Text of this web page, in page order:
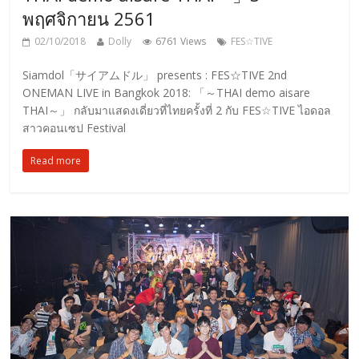
พฤศจิกายน 2561
02/10/2018 Dolly 6761 Views FES☆TIVE
Siamdol「サイアムドル」 presents : FES☆TIVE 2nd
ONEMAN LIVE in Bangkok 2018: 「～THAI demo aisare
THAI～」 กลับมาแสดงเดี่ยวที่ไทยครั้งที่ 2 กับ FES☆TIVE ไอดอล
สาวคอนเซป Festival
Read more